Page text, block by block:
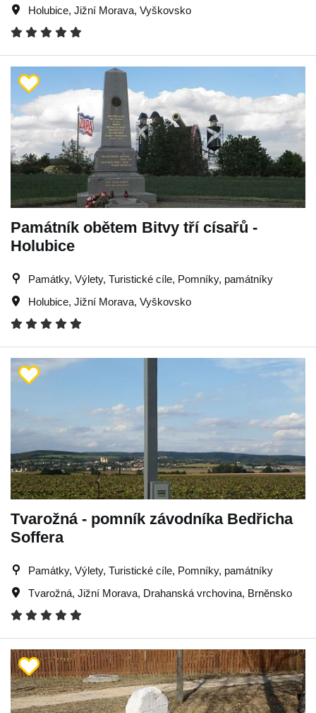
Holubice, Jižní Morava, Vyškovsko
Památník obětem Bitvy tří císařů -
Holubice
Památky, Výlety, Turistické cíle, Pomníky, památníky
Holubice, Jižní Morava, Vyškovsko
Tvarožná - pomník závodníka Bedřicha
Soffera
Památky, Výlety, Turistické cíle, Pomníky, památníky
Tvarožná, Jižní Morava, Drahanská vrchovina, Brněnsko